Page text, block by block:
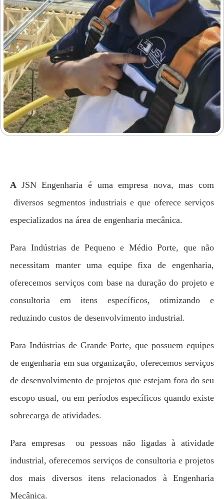
A JSN Engenharia é uma empresa nova, mas com
diversos segmentos industriais e que oferece serviços
especializados na área de engenharia mecânica.
Para Indústrias de Pequeno e Médio Porte, que não
necessitam manter uma equipe fixa de engenharia,
oferecemos serviços com base na duração do projeto e
consultoria em itens específicos, otimizando e
reduzindo custos de desenvolvimento industrial.
Para Indústrias de Grande Porte, que possuem equipes
de engenharia em sua organização, oferecemos serviços
de desenvolvimento de projetos que estejam fora do seu
escopo usual, ou em períodos específicos quando existe
sobrecarga de atividades.
Para empresas ou pessoas não ligadas à atividade
industrial, oferecemos serviços de consultoria e projetos
dos mais diversos itens relacionados à Engenharia
Mecânica.